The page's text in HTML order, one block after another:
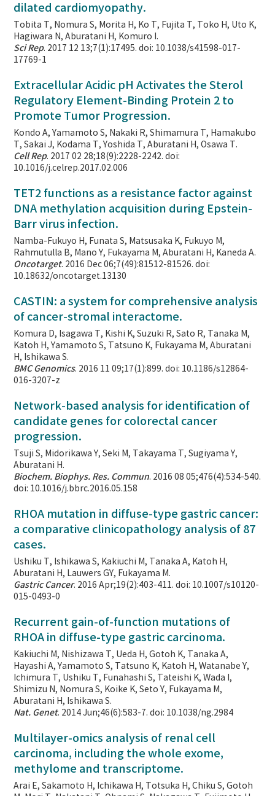
dilated cardiomyopathy.
Tobita T, Nomura S, Morita H, Ko T, Fujita T, Toko H, Uto K,
Hagiwara N, Aburatani H, Komuro I.
Sci Rep. 2017 12 13;7(1):17495. doi: 10.1038/s41598-017-
17769-1
Extracellular Acidic pH Activates the Sterol
Regulatory Element-Binding Protein 2 to
Promote Tumor Progression.
Kondo A, Yamamoto S, Nakaki R, Shimamura T, Hamakubo
T, Sakai J, Kodama T, Yoshida T, Aburatani H, Osawa T.
Cell Rep. 2017 02 28;18(9):2228-2242. doi:
10.1016/j.celrep.2017.02.006
TET2 functions as a resistance factor against
DNA methylation acquisition during Epstein-
Barr virus infection.
Namba-Fukuyo H, Funata S, Matsusaka K, Fukuyo M,
Rahmutulla B, Mano Y, Fukayama M, Aburatani H, Kaneda A.
Oncotarget. 2016 Dec 06;7(49):81512-81526. doi:
10.18632/oncotarget.13130
CASTIN: a system for comprehensive analysis
of cancer-stromal interactome.
Komura D, Isagawa T, Kishi K, Suzuki R, Sato R, Tanaka M,
Katoh H, Yamamoto S, Tatsuno K, Fukayama M, Aburatani
H, Ishikawa S.
BMC Genomics. 2016 11 09;17(1):899. doi: 10.1186/s12864-
016-3207-z
Network-based analysis for identification of
candidate genes for colorectal cancer
progression.
Tsuji S, Midorikawa Y, Seki M, Takayama T, Sugiyama Y,
Aburatani H.
Biochem. Biophys. Res. Commun. 2016 08 05;476(4):534-540.
doi: 10.1016/j.bbrc.2016.05.158
RHOA mutation in diffuse-type gastric cancer:
a comparative clinicopathology analysis of 87
cases.
Ushiku T, Ishikawa S, Kakiuchi M, Tanaka A, Katoh H,
Aburatani H, Lauwers GY, Fukayama M.
Gastric Cancer. 2016 Apr;19(2):403-411. doi: 10.1007/s10120-
015-0493-0
Recurrent gain-of-function mutations of
RHOA in diffuse-type gastric carcinoma.
Kakiuchi M, Nishizawa T, Ueda H, Gotoh K, Tanaka A,
Hayashi A, Yamamoto S, Tatsuno K, Katoh H, Watanabe Y,
Ichimura T, Ushiku T, Funahashi S, Tateishi K, Wada I,
Shimizu N, Nomura S, Koike K, Seto Y, Fukayama M,
Aburatani H, Ishikawa S.
Nat. Genet. 2014 Jun;46(6):583-7. doi: 10.1038/ng.2984
Multilayer-omics analysis of renal cell
carcinoma, including the whole exome,
methylome and transcriptome.
Arai E, Sakamoto H, Ichikawa H, Totsuka H, Chiku S, Gotoh